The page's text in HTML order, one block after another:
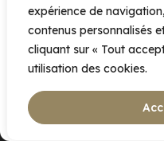
expérience de
contenus personnalisés
cliquant sur « Tout
utilisation des cookies.